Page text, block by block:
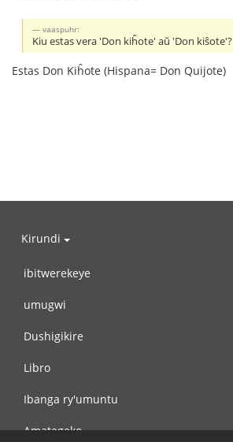
vaaspuhr:
Kiu estas vera 'Don kiĥote' aŭ 'Don kiŝote'?
Estas Don Kiĥote (Hispana= Don Quijote)
Kirundi
ibitwerekeye
umugwi
Dushigikire
Libro
Ibanga ry'umuntu
Amategeko